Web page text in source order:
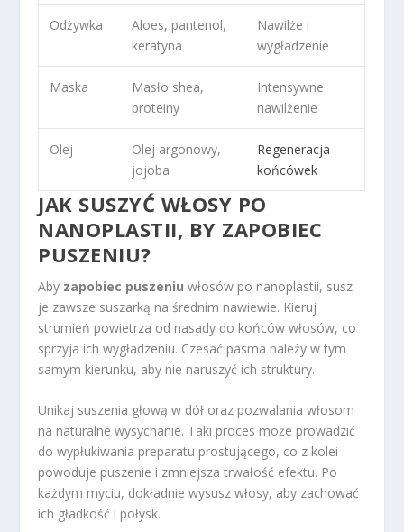
Odżywka
Aloes, pantenol,
keratyna
Nawilże i
wygładzenie
Maska
Masło shea,
proteiny
Intensywne
nawilżenie
Olej
Olej argonowy,
jojoba
Regeneracja
końcówek
JAK SUSZYĆ WŁOSY PO
NANOPLASTII, BY ZAPOBIEC
PUSZENIU?
Aby zapobiec puszeniu włosów po nanoplastii, susz
je zawsze suszarką na średnim nawiewie. Kieruj
strumień powietrza od nasady do końców włosów, co
sprzyja ich wygładzeniu. Czesać pasma należy w tym
samym kierunku, aby nie naruszyć ich struktury.
Unikaj suszenia głową w dół oraz pozwalania włosom
na naturalne wysychanie. Taki proces może prowadzić
do wypłukiwania preparatu prostującego, co z kolei
powoduje puszenie i zmniejsza trwałość efektu. Po
każdym myciu, dokładnie wysusz włosy, aby zachować
ich gładkość i połysk.